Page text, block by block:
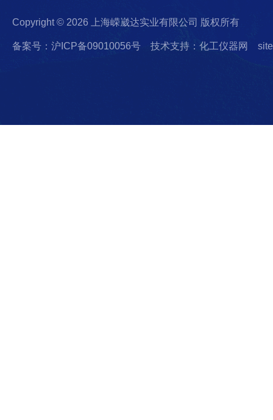
Copyright © 2026 上海嵘崴达实业有限公司 版权所有
备案号：沪ICP备09010056号 技术支持：化工仪器网